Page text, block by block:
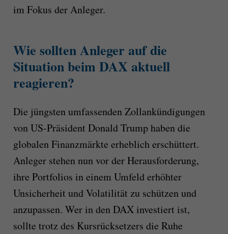
im Fokus der Anleger.
Wie sollten Anleger auf die
Situation beim DAX aktuell
reagieren?
Die jüngsten umfassenden Zollankündigungen
von US-Präsident Donald Trump haben die
globalen Finanzmärkte erheblich erschüttert.
Anleger stehen nun vor der Herausforderung,
ihre Portfolios in einem Umfeld erhöhter
Unsicherheit und Volatilität zu schützen und
anzupassen. Wer in den DAX investiert ist,
sollte trotz des Kursrücksetzers die Ruhe